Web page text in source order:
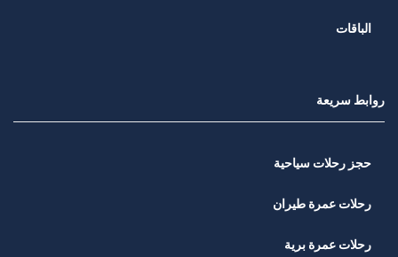
الباقات
روابط سريعة
حجز رحلات سياحية
رحلات عمرة طيران
رحلات عمرة برية